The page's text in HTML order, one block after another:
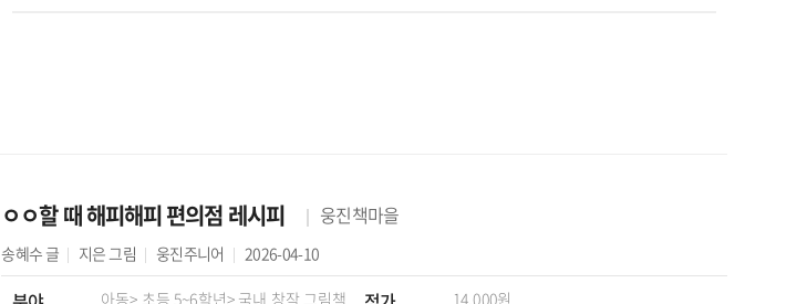
ㅇㅇ할 때 해피해피 편의점 레시피 웅진책마을
송혜수 글 지은 그림 웅진주니어 2026-04-10
아동> 초등 5~6학년> 국내 창작 그림책 14,000원